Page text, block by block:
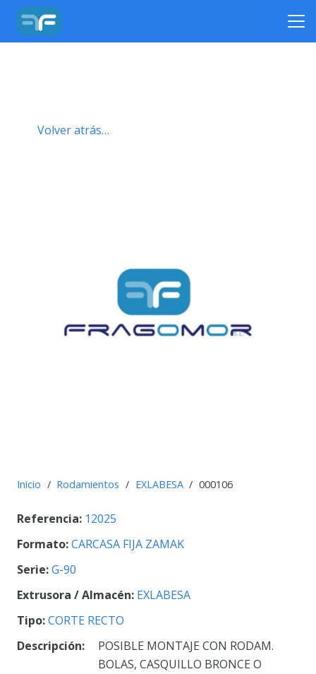
Volver atrás…
Inicio / Rodamientos / EXLABESA / 000106
Referencia: 12025
Formato:CARCASA FIJA ZAMAK
Serie:G-90
Extrusora / Almacén: EXLABESA
Tipo:CORTE RECTO
Descripción:
POSIBLE MONTAJE CON RODAM.
BOLAS, CASQUILLO BRONCE O